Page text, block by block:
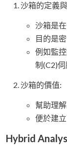
沙箱的定義
沙箱是
目的是
例如監
制(C2)
沙箱的價值:
幫助理
便於建
Hybrid